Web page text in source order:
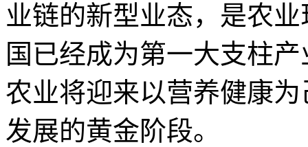
业链的新型业态，是农
国已经成为第一大支柱
农业将迎来以营养健康
发展的黄金阶段。